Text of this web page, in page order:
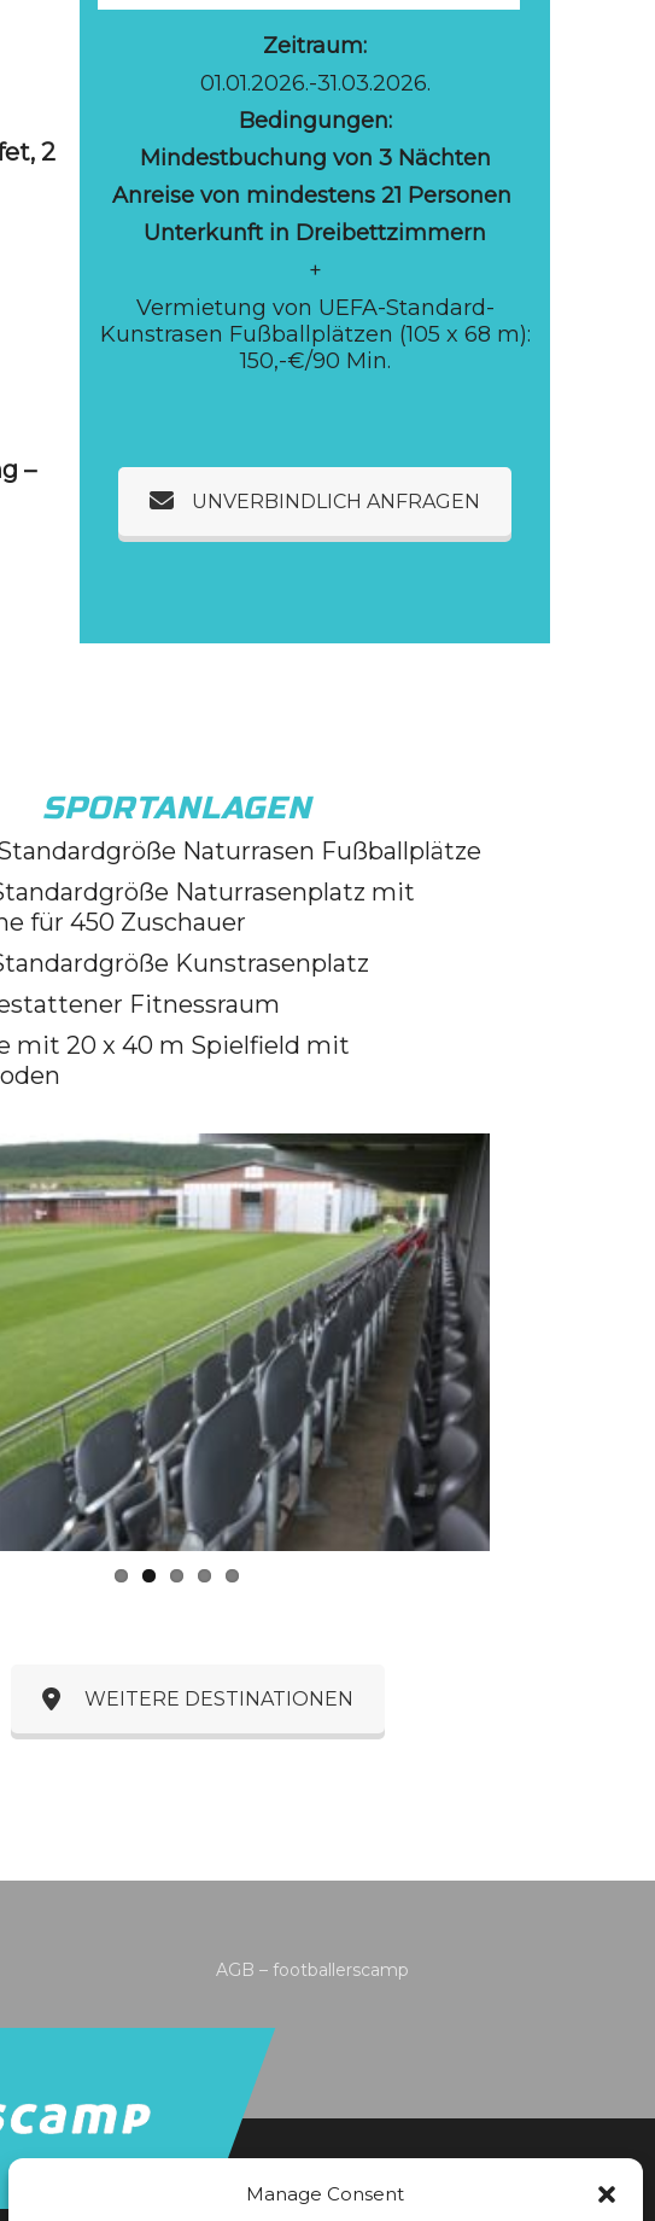
Manage Consent
2
–
Zeitraum:
01.01.2026.-31.03.2026.
Bedingungen:
Mindestbuchung von 3 Nächten
Anreise von mindestens 21 Personen
Unterkunft in Dreibettzimmern
+
Vermietung von UEFA-Standard-
Kunstrasen Fußballplätzen (105 x 68 m):
150,-€/90 Min.
UNVERBINDLICH ANFRAGEN
SPORTANLAGEN
Standardgröße Naturrasen Fußballplätze
Standardgröße Naturrasenplatz mit
für 450 Zuschauer
Kunstrasenplatz
Fitnessraum
mit 20 x 40 m Spielfield mit
WEITERE DESTINATIONEN
AGB – footballerscamp